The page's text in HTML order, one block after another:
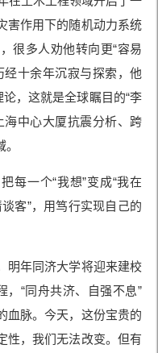
作用下的随机动力系统
很多人劝他转向更“容易
经十余年沉寂与探索，他
，这就是全球瞩目的“李
中心大厦抗震分析、跨
每一个“我想”变成“我在
客”，用笃行实现自己的
明年同济大学将迎来建校
，“同舟共济、自强不息”
血脉。今天，这份宝贵的
性，我们无法改变。但有